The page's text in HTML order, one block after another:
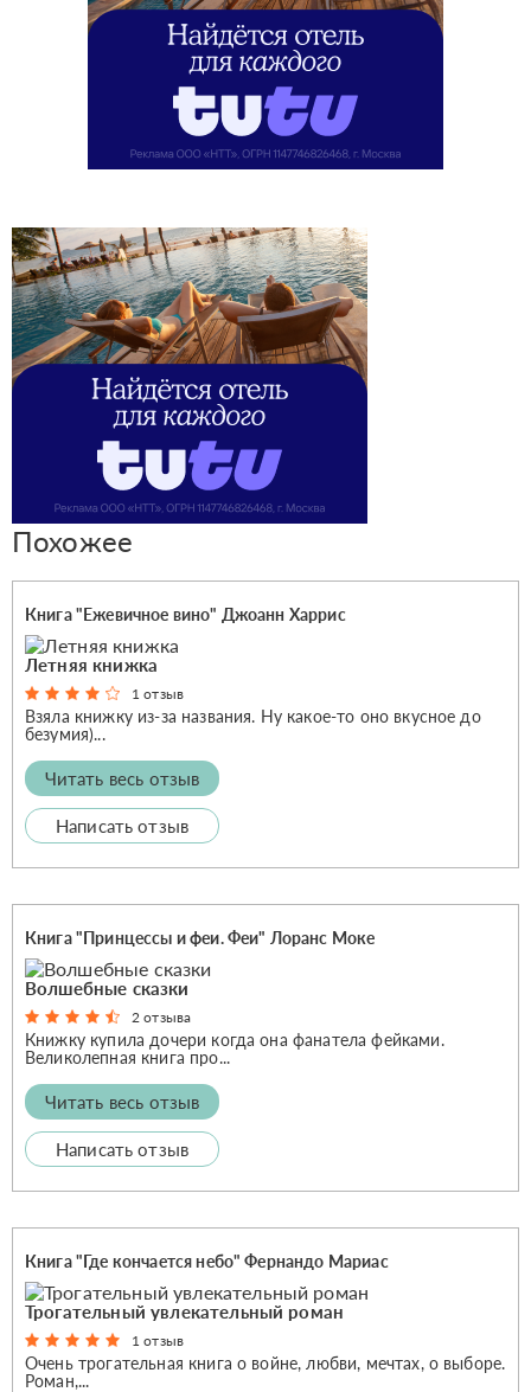
Похожее
Книга "Ежевичное вино" Джоанн Харрис
Летняя книжка
1 отзыв
Взяла книжку из-за названия. Ну какое-то оно вкусное до
безумия)...
Читать весь отзыв
Написать отзыв
Книга "Принцессы и феи. Феи" Лоранс Моке
Волшебные сказки
2 отзыва
Книжку купила дочери когда она фанатела фейками.
Великолепная книга про...
Читать весь отзыв
Написать отзыв
Книга "Где кончается небо" Фернандо Мариас
Трогательный увлекательный роман
1 отзыв
Очень трогательная книга о войне, любви, мечтах, о выборе.
Роман,...